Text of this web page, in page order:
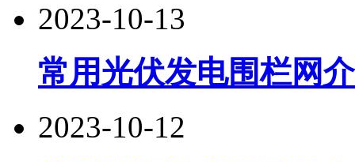
2023-10-13
常用光伏发电围栏网
2023-10-12